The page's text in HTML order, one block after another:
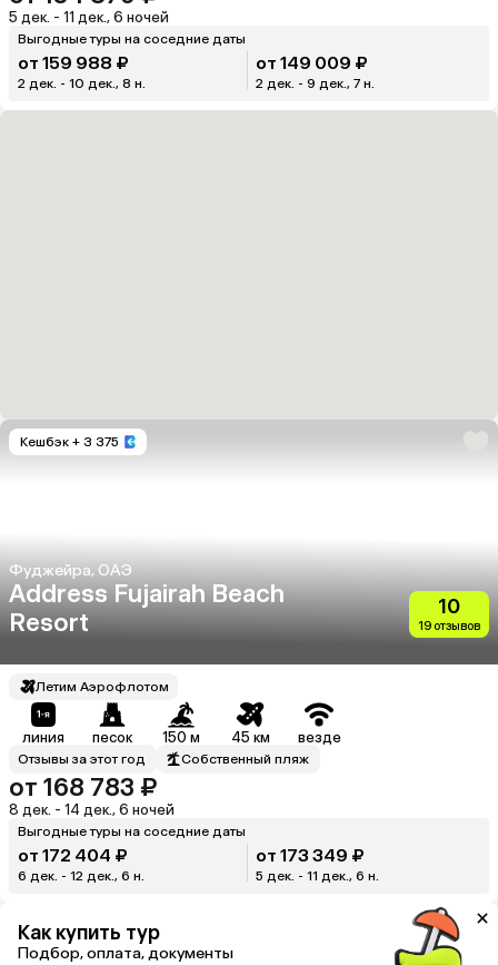
5 дек. - 11 дек., 6 ночей
Выгодные туры на соседние даты
от 159 988 ₽
2 дек. - 10 дек., 8 н.
от 149 009 ₽
2 дек. - 9 дек., 7 н.
Кешбэк + 3 375
Фуджейра, ОАЭ
Address Fujairah Beach
Resort
10
19 отзывов
Летим Аэрофлотом
линия песок 150 м 45 км везде
Отзывы за этот год Собственный пляж
от 168 783 ₽
8 дек. - 14 дек., 6 ночей
Выгодные туры на соседние даты
от 172 404 ₽
6 дек. - 12 дек., 6 н.
от 173 349 ₽
5 дек. - 11 дек., 6 н.
Как купить тур
Подбор, оплата, документы